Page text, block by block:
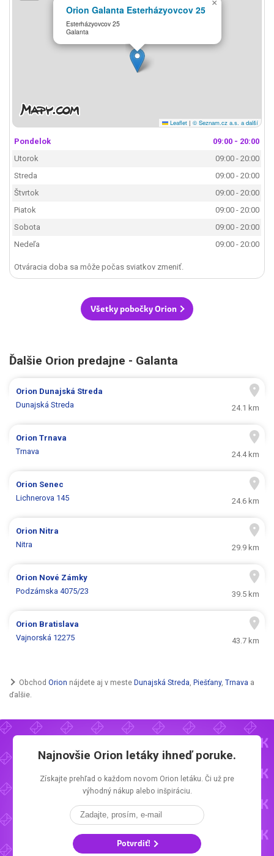
Orion Galanta Esterházyovcov 25
Esterházyovcov 25
Galanta
×
Leaflet | © Seznam.cz a.s. a další
Pondelok
09:00 - 20:00
Utorok
09:00 - 20:00
Streda
09:00 - 20:00
Štvrtok
09:00 - 20:00
Piatok
09:00 - 20:00
Sobota
09:00 - 20:00
Nedeľa
09:00 - 20:00
Otváracia doba sa môže počas sviatkov zmeniť.
Všetky pobočky Orion
Ďalšie Orion predajne - Galanta
Orion Dunajská Streda
Dunajská Streda
24.1 km
OrionTrnava
Trnava
24.4 km
Orion Senec
Lichnerova 145
24.6 km
Orion Nitra
Nitra
29.9 km
Orion Nové Zámky
Podzámska 4075/23
39.5 km
Orion Bratislava
Vajnorská 12275
43.7 km
Obchod Orion nájdete aj v meste Dunajská Streda Piešťany, Trnava a
ďalšie.
Najnovšie Orion letáky ihneď poruke.
Získajte prehľad o každom novom Orion letáku. Či už pre
výhodný nákup alebo inšpiráciu.
Potvrdiť!